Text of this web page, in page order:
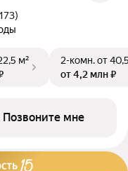
м²
2-комн.от
от 4,2 млн ₽
Позвоните мне